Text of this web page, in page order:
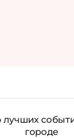
лучших
городе